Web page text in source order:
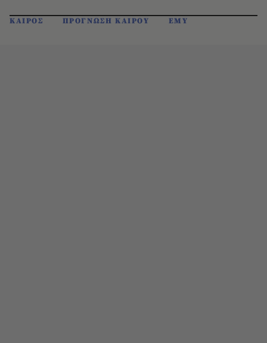
ΚΑΙΡΟΣ ΠΡΟΓΝΩΣΗ ΚΑΙΡΟΥ ΕΜΥ